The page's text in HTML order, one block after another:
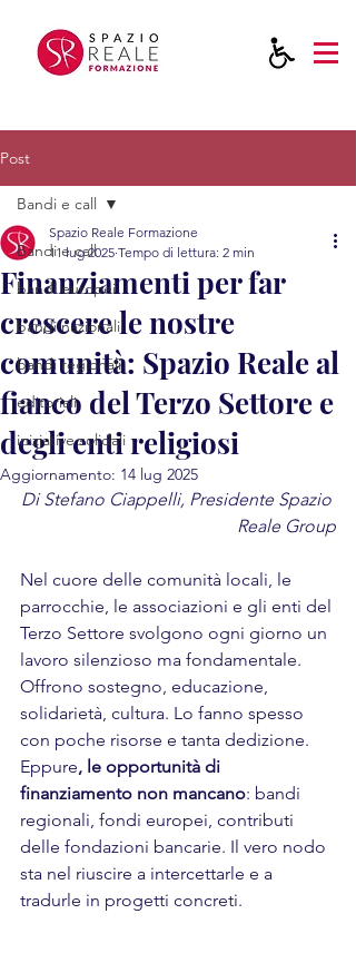
Post
Bandi e call
bandi europei
bandi nazionali
bandi regionali
editoriali
iniziative solidali
Bandi e call
Finanziamenti per far
crescere le nostre
comunità: Spazio Reale al
fianco del Terzo Settore e
degli enti religiosi
Spazio Reale Formazione
11 lug 2025 Tempo di lettura: 2 min
Aggiornamento: 14 lug 2025
Di Stefano Ciappelli, Presidente Spazio
Reale Group
Nel cuore delle comunità locali, le
parrocchie, le associazioni e gli enti del
Terzo Settore svolgono ogni giorno un
lavoro silenzioso ma fondamentale.
Offrono sostegno, educazione,
solidarietà, cultura. Lo fanno spesso
con poche risorse e tanta dedizione.
Eppure, le opportunità di
finanziamento non mancano: bandi
regionali, fondi europei, contributi
delle fondazioni bancarie. Il vero nodo
sta nel riuscire a intercettarle e a
tradurle in progetti concreti.